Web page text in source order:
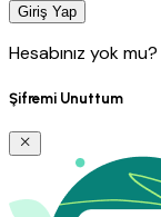
Giriş Yap
Hesabınız yok mu?
Şifremi Unuttum